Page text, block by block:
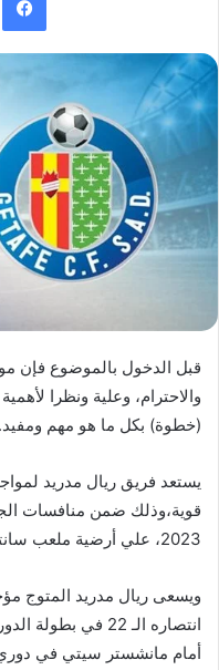
قبل الدخول بالموضوع فإن
والاحترام، وعلية ونظرا
(خطوة) بكل ما هو مهم ومفيد.
يستعد فريق ريال مدريد
2023، علي أرضية ملعب سانتياغو برنابيو.
ويسعى ريال مدريد المتوج
انتصاره الـ 22 في
أمام مانشستر سيتي في